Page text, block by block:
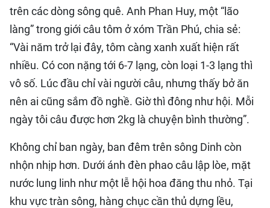
trên các dòng sông quê. Anh Phan Huy, một “lão
làng” trong giới câu tôm ở xóm Trần Phú, chia sẻ:
“Vài năm trở lại đây, tôm càng xanh xuất hiện rất
nhiều. Có con nặng tới 6-7 lạng, còn loại 1-3 lạng thì
vô số. Lúc đầu chỉ vài người câu, nhưng thấy bở ăn
nên ai cũng sắm đồ nghề. Giờ thì đông như hội. Mỗi
ngày tôi câu được hơn 2kg là chuyện bình thường”.
Không chỉ ban ngày, ban đêm trên sông Dinh còn
nhộn nhịp hơn. Dưới ánh đèn phao câu lập lòe, mặt
nước lung linh như một lễ hội hoa đăng thu nhỏ. Tại
khu vực tràn sông, hàng chục cần thủ dựng lều,